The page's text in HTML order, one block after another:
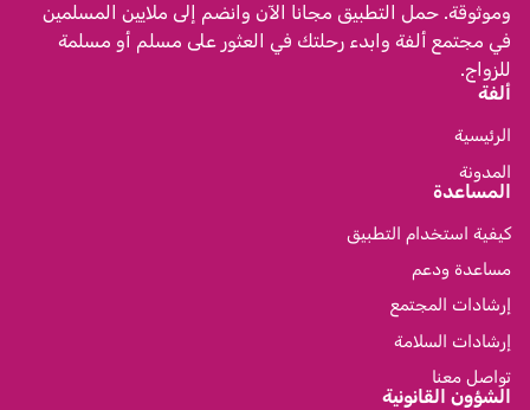
وموثوقة. حمل التطبيق مجانا الآن وانضم إلى ملايين المسلمين
في مجتمع ألفة وابدء رحلتك في العثور على مسلم أو مسلمة
للزواج.
ألفة
الرئيسية
المدونة
المساعدة
كيفية استخدام التطبيق
مساعدة ودعم
إرشادات المجتمع
إرشادات السلامة
تواصل معنا
الشؤون القانونية